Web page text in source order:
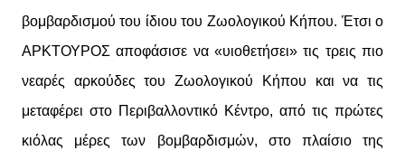
βομβαρδισμού του ίδιου του Ζωολογικού Κήπου. Έτσι ο
ΑΡΚΤΟΥΡΟΣ αποφάσισε να «υιοθετήσει» τις τρεις πιο
νεαρές αρκούδες του Ζωολογικού Κήπου και να τις
μεταφέρει στο Περιβαλλοντικό Κέντρο, από τις πρώτες
κιόλας μέρες των βομβαρδισμών, στο πλαίσιο της